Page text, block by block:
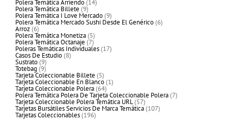
Polera Temática Arriendo 14
productos
Polera Temática Billete 99
productos
Polera Temática I Love Mercado 99
productos
Polera Temática Mercado Sushi Desde El Genérico 66
productos
Arroz 66
productos
Polera Temática Monetiza 55
productos
Polera Temática Octanaje 77
productos
Poleras Temáticas Individuales 1717
productos
Casos De Estudio 88
productos
Sustrato 99
productos
Totebag 99
productos
Tarjeta Coleccionable Billete 55
productos
Tarjeta Coleccionable En Blanco 11
producto
Tarjeta Coleccionable Polera 6464
productos
Polera Temática Polera De Tarjeta Coleccionable Polera 77
productos
Tarjeta Coleccionable Polera Temática URL 5757
productos
Tarjetas Bursátiles Servicios De Marca Temática 107107
productos
Tarjetas Coleccionables 196196
productos